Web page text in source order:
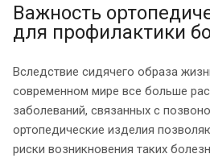
Важность
для профилактики
Вследствие сидячего образа
современном мире все больше
заболеваний, связанных с
ортопедические изделия
риски возникновения таких